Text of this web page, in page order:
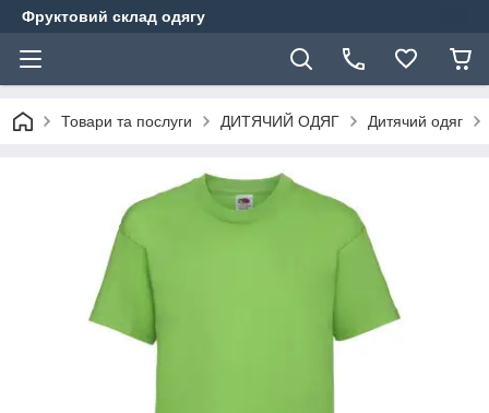
Фруктовий склад одягу
Товари та послуги ДИТЯЧИЙ ОДЯГ Дитячий одяг